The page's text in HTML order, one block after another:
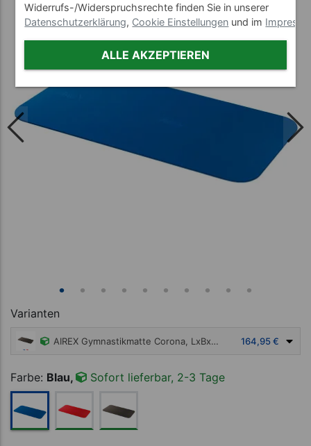
Varianten
AIREX Gymnastikmatte Corona, LxBxH 185x100x1,5 cm 164,95 €
Farbe: Blau, Sofort lieferbar, 2-3 Tage
Widerrufs-/Widerspruchsrechte finden Sie in unserer
Datenschutzerklärung, Cookie Einstellungen und im
ALLE AKZEPTIEREN